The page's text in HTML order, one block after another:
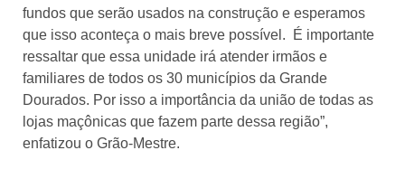
fundos que serão usados na construção e esperamos
que isso aconteça o mais breve possível. É importante
ressaltar que essa unidade irá atender irmãos e
familiares de todos os 30 municípios da Grande
Dourados. Por isso a importância da união de todas as
lojas maçônicas que fazem parte dessa região”,
enfatizou o Grão-Mestre.